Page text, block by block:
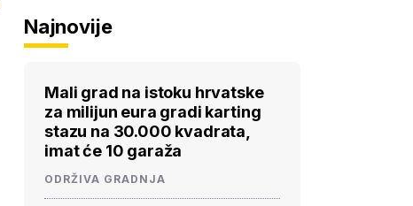
Najnovije
Mali grad na istoku hrvatske
za milijun eura gradi karting
stazu na 30.000 kvadrata,
imat će 10 garaža
ODRŽIVA GRADNJA